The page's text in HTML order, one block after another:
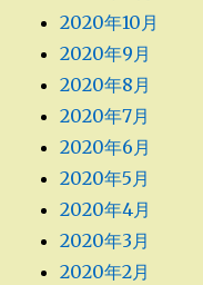
2020年10月
2020年9月
2020年8月
2020年7月
2020年6月
2020年5月
2020年4月
2020年3月
2020年2月